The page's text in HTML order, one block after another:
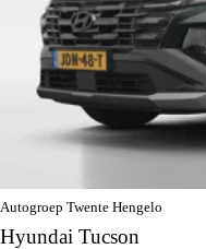
Autogroep Twente Hengelo
Hyundai Tucson